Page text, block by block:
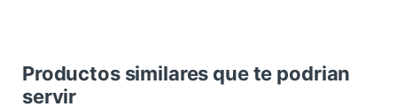
Productos similares que te podrian
servir